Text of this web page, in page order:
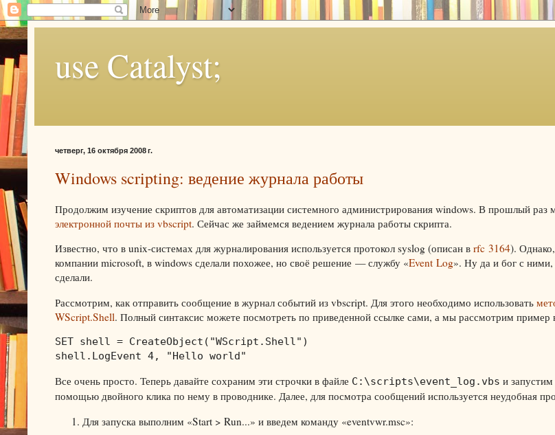
use Catalyst;
четверг, 16 октября 2008 г.
Windows scripting: ведение журнала работы
Продолжим изучение скриптов для автоматизации системного администрирования windows. В прошлый раз
электронной почты из vbscript. Сейчас же займемся ведением журнала работы скрипта.
Известно, что в unix-системах для журналирования используется протокол syslog (описан в rfc 3164).
компании microsoft, в windows сделали похожее, но своё решение — службу «Event Log». Ну да и бог с
сделали.
Рассмотрим, как отправить сообщение в журнал событий из vbscript. Для этого необходимо использовать
WScript.Shell. Полный синтаксис можете посмотреть по приведенной ссылке сами, а мы рассмотрим пример
SET shell = CreateObject("WScript.Shell")
shell.LogEvent 4, "Hello world"
Все очень просто. Теперь давайте сохраним эти строчки в файле C:\scripts\event_log.vbs и
помощью двойного клика по нему в проводнике. Далее, для посмотра сообщений используется неудобная
Для запуска выполним «Start > Run...» и введем команду «eventvwr.msc»: